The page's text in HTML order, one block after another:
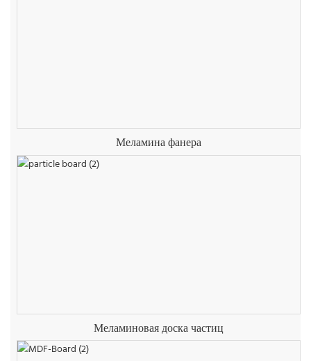
Меламина фанера
Меламиновая доска частиц